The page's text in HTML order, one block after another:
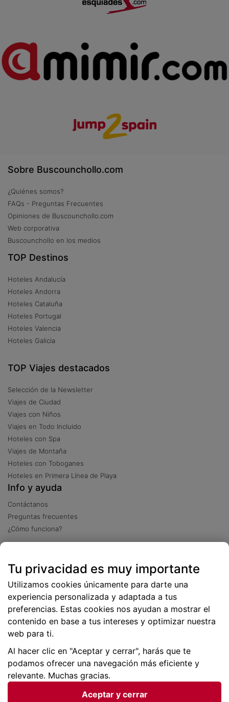
Sobre Buscounchollo.com
¿Quiénes somos?
FAQs - Preguntas Frecuentes
Opiniones de Buscounchollo.com
Web corporativa
Buscounchollo en los medios
TOP Destinos
Hoteles Andalucía
Hoteles Andorra
Hoteles Cataluña
Hoteles Portugal
Hoteles Valencia
Hoteles Galicia
TOP Viajes destacados
Selección de la Newsletter
Viajes de Ciudad
Viajes con Niños
Viajes en Todo Incluido
Hoteles con Spa
Viajes de Montaña
Hoteles con Toboganes
Hoteles en Primera Línea de Playa
Info y ayuda
Contáctanos
Preguntas frecuentes
¿Cómo funciona?
Más de 2 millones de descargas
Tu privacidad es muy importante
Utilizamos cookies únicamente para darte una
experiencia personalizada y adaptada a tus
preferencias. Estas cookies nos ayudan a mostrar el
contenido en base a tus intereses y optimizar nuestra
web para ti.
Al hacer clic en "Aceptar y cerrar", harás que te
podamos ofrecer una navegación más eficiente y
relevante. Muchas gracias.
Aceptar y cerrar